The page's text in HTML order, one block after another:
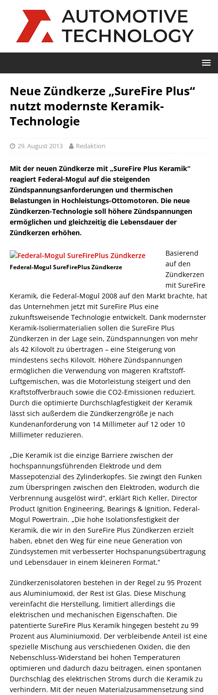
Neue Zündkerze „SureFire Plus“
nutzt modernste Keramik-
Technologie
29. August 2013 Redaktion
Mit der neuen Zündkerze mit „SureFire Plus Keramik“
reagiert Federal-Mogul auf die steigenden
Zündspannungsanforderungen und thermischen
Belastungen in Hochleistungs-Ottomotoren. Die neue
Zündkerzen-Technologie soll höhere Zündspannungen
ermöglichen und gleichzeitig die Lebensdauer der
Zündkerzen erhöhen.
Federal-Mogul SureFirePlus Zündkerze
Basierend
auf den
Zündkerzen
mit SureFire
Keramik, die Federal-Mogul 2008 auf den Markt brachte, hat
das Unternehmen jetzt mit SureFire Plus eine
zukunftsweisende Technologie entwickelt. Dank modernster
Keramik-Isoliermaterialien sollen die SureFire Plus
Zündkerzen in der Lage sein, Zündspannungen von mehr
als 42 Kilovolt zu übertragen – eine Steigerung von
mindestens sechs Kilovolt. Höhere Zündspannungen
ermöglichen die Verwendung von mageren Kraftstoff-
Luftgemischen, was die Motorleistung steigert und den
Kraftstoffverbrauch sowie die CO2-Emissionen reduziert.
Durch die optimierte Durchschlagfestigkeit der Keramik
lässt sich außerdem die Zündkerzengröße je nach
Kundenanforderung von 14 Millimeter auf 12 oder 10
Millimeter reduzieren.
„Die Keramik ist die einzige Barriere zwischen der
hochspannungsführenden Elektrode und dem
Massepotenzial des Zylinderkopfes. Sie zwingt den Funken
zum Überspringen zwischen den Elektroden, wodurch die
Verbrennung ausgelöst wird“, erklärt Rich Keller, Director
Product Ignition Engineering, Bearings & Ignition, Federal-
Mogul Powertrain. „Die hohe Isolationsfestigkeit der
Keramik, die wir in den SureFire Plus Zündkerzen erzielt
haben, ebnet den Weg für eine neue Generation von
Zündsystemen mit verbesserter Hochspanungsübertragung
und Lebensdauer in einem kleineren Format.“
Zündkerzenisolatoren bestehen in der Regel zu 95 Prozent
aus Aluminiumoxid, der Rest ist Glas. Diese Mischung
vereinfacht die Herstellung, limitiert allerdings die
elektrischen und mechanischen Eigenschaften. Die
patentierte SureFire Plus Keramik hingegen besteht zu 99
Prozent aus Aluminiumoxid. Der verbleibende Anteil ist eine
spezielle Mischung aus verschiedenen Oxiden, die den
Nebenschluss-Widerstand bei hohen Temperaturen
optimieren und dadurch dazu beitragen, einen spontanen
Durchschlag des elektrischen Stroms durch die Keramik zu
verhindern. Mit der neuen Materialzusammensetzung sind